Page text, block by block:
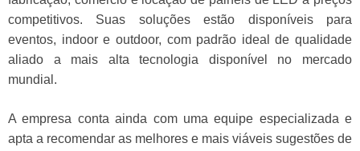
competitivos. Suas soluções estão disponíveis para
eventos, indoor e outdoor, com padrão ideal de qualidade
aliado a mais alta tecnologia disponível no mercado
mundial.
A empresa conta ainda com uma equipe especializada e
apta a recomendar as melhores e mais viáveis sugestões de